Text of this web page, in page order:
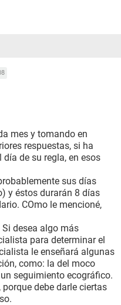
mes y tomando en
respuestas, si ha
de su regla, en esos
sus días
y éstos durarán 8 días
COmo le mencioné,
desea algo más
para determinar el
le enseñará algunas
como: la del moco
seguimiento ecográfico.
debe darle ciertas